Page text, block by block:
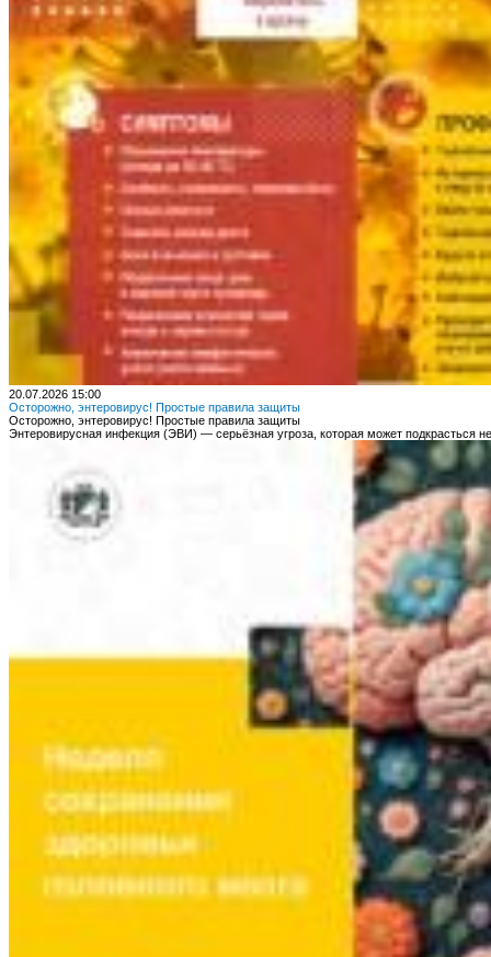
20.07.2026 15:00
Осторожно, энтеровирус! Простые правила защиты
Осторожно, энтеровирус! Простые правила защиты
Энтеровирусная инфекция (ЭВИ) — серьёзная угроза, которая может подкрасться